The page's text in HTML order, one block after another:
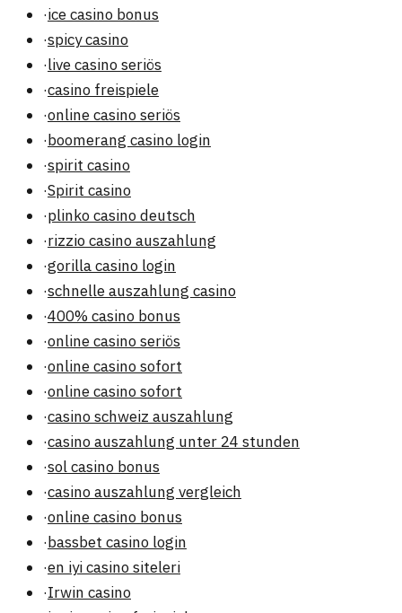
·ice casino bonus
·spicy casino
·live casino seriös
·casino freispiele
·online casino seriös
·boomerang casino login
·spirit casino
·Spirit casino
·plinko casino deutsch
·rizzio casino auszahlung
·gorilla casino login
·schnelle auszahlung casino
·400% casino bonus
·online casino seriös
·online casino sofort
·online casino sofort
·casino schweiz auszahlung
·casino auszahlung unter 24 stunden
·sol casino bonus
·casino auszahlung vergleich
·online casino bonus
·bassbet casino login
·en iyi casino siteleri
·Irwin casino